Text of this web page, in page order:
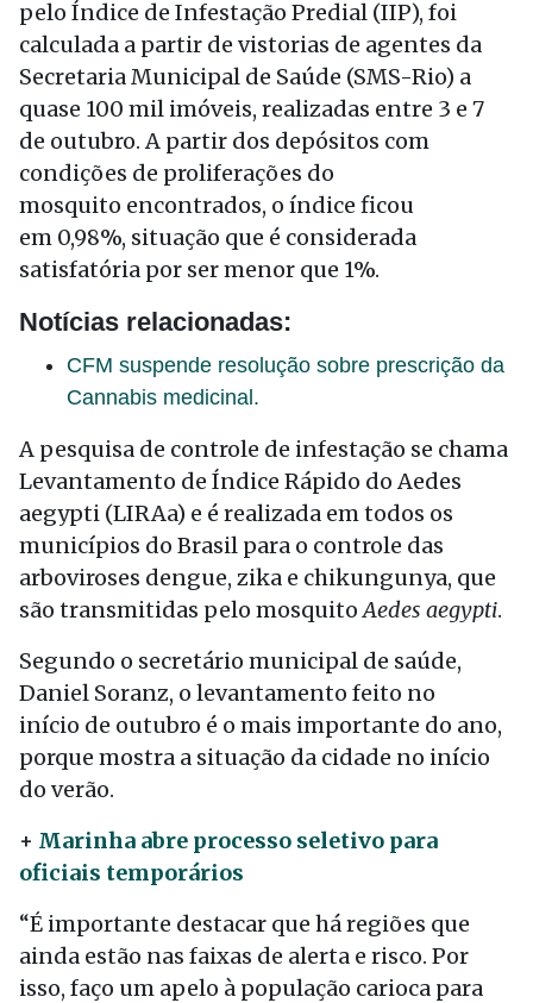
pelo Índice de Infestação Predial (IIP), foi
calculada a partir de vistorias de agentes da
Secretaria Municipal de Saúde (SMS-Rio) a
quase 100 mil imóveis, realizadas entre 3 e 7
de outubro. A partir dos depósitos com
condições de proliferações do
mosquito encontrados, o índice ficou
em 0,98%, situação que é considerada
satisfatória por ser menor que 1%.
Notícias relacionadas:
CFM suspende resolução sobre prescrição da
Cannabis medicinal.
A pesquisa de controle de infestação se chama
Levantamento de Índice Rápido do Aedes
aegypti (LIRAa) e é realizada em todos os
municípios do Brasil para o controle das
arboviroses dengue, zika e chikungunya, que
são transmitidas pelo mosquitoAedes aegypti.
Segundo o secretário municipal de saúde,
Daniel Soranz, o levantamento feito no
início de outubro é o mais importante do ano,
porque mostra a situação da cidade no início
do verão.
+ Marinha abre processo seletivo para
oficiais temporários
“É importante destacar que há regiões que
ainda estão nas faixas de alerta e risco. Por
isso, faço um apelo à população carioca para